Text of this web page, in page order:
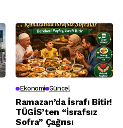
Ekonomi Güncel
Ramazan’da İsrafı Bitir!
TÜGİS’ten “İsrafsız
Sofra” Çağrısı